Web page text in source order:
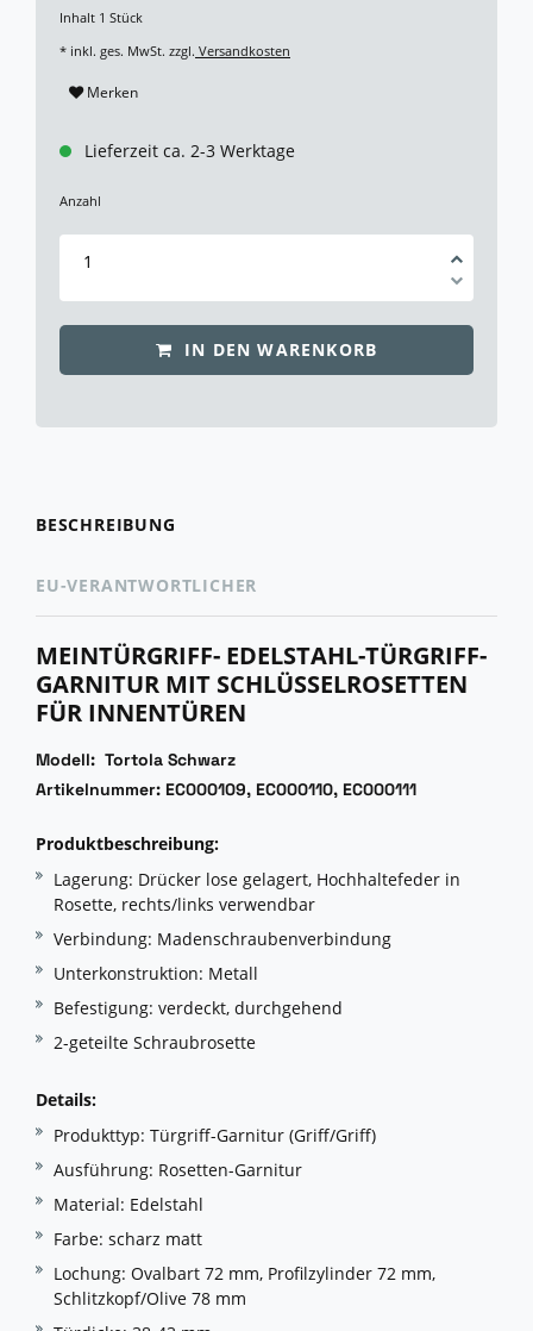
Inhalt 1 Stück
* inkl. ges. MwSt. zzgl. Versandkosten
Merken
Lieferzeit ca. 2-3 Werktage
Anzahl
IN DEN WARENKORB
BESCHREIBUNG
EU-VERANTWORTLICHER
MEINTÜRGRIFF- EDELSTAHL-TÜRGRIFF-
GARNITUR MIT SCHLÜSSELROSETTEN
FÜR INNENTÜREN
Modell: Tortola Schwarz
Artikelnummer: EC000109, EC000110, EC000111
ProduktbeschreibunG:
Lagerung: Drücker lose gelagert, Hochhaltefeder in
Rosette, rechts/links verwendbar
Verbindung: Madenschraubenverbindung
Unterkonstruktion: Metall
Befestigung: verdeckt, durchgehend
2-geteilte Schraubrosette
Details:
Produkttyp: Türgriff-Garnitur (Griff/Griff)
Ausführung: Rosetten-Garnitur
Material: Edelstahl
Farbe: scharz matt
Lochung: Ovalbart 72 mm, Profilzylinder 72 mm,
Schlitzkopf/Olive 78 mm